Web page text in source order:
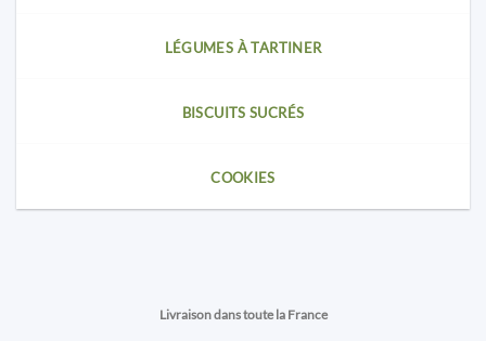
LÉGUMES À TARTINER
BISCUITS SUCRÉS
COOKIES
Livraison dans toute la France